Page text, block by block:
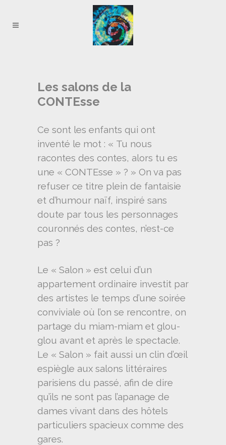
Les salons de la
CONTEsse
Ce sont les enfants qui ont
inventé le mot : « Tu nous
racontes des contes, alors tu es
une « CONTEsse » ? » On va pas
refuser ce titre plein de fantaisie
et d’humour naïf, inspiré sans
doute par tous les personnages
couronnés des contes, n’est-ce
pas ?
Le « Salon » est celui d’un
appartement ordinaire investit par
des artistes le temps d’une soirée
conviviale où l’on se rencontre, on
partage du miam-miam et glou-
glou avant et après le spectacle.
Le « Salon » fait aussi un clin d’œil
espiègle aux salons littéraires
parisiens du passé, afin de dire
qu’ils ne sont pas l’apanage de
dames vivant dans des hôtels
particuliers spacieux comme des
gares.